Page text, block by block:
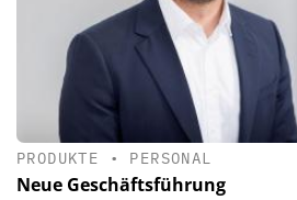
PRODUKTE • PERSONAL
Neue Geschäftsführung